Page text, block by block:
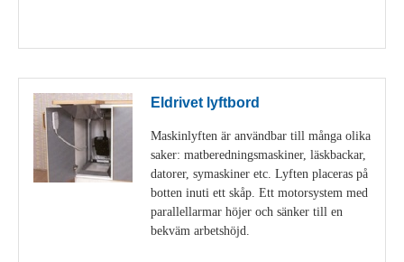
Eldrivet lyftbord
Maskinlyften är användbar till många olika
saker: matberedningsmaskiner, läskbackar,
datorer, symaskiner etc. Lyften placeras på
botten inuti ett skåp. Ett motorsystem med
parallellarmar höjer och sänker till en
bekväm arbetshöjd.